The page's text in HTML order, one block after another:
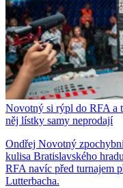
Novotný si rýpl do RFA a
něj lístky samy neprodají
Ondřej Novotný
kulisa Bratislavského
RFA navíc před turnajem
Lutterbacha.